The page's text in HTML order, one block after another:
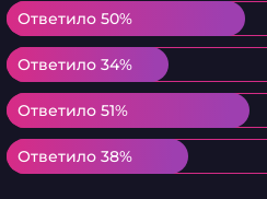
Ответило 50%
Ответило 50%
Ответило 34%
Ответило 34%
Ответило 51%
Ответило 51%
Ответило 38%
Ответило 38%